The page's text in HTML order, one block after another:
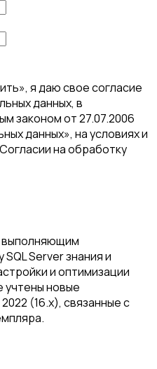
я даю свое согласие
данных, в
законом от 27.07.2006
данных», на условиях и
на обработку
выполняющим
Server знания и
и оптимизации
учтены новые
(16.x), связанные с